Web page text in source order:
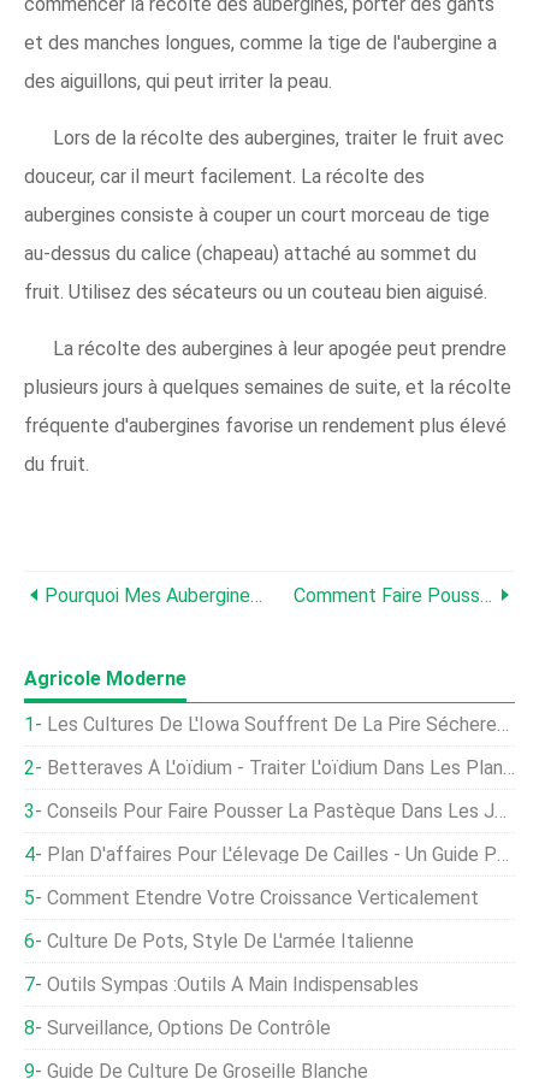
et des manches longues, comme la tige de l'aubergine a
des aiguillons, qui peut irriter la peau.
Lors de la récolte des aubergines, traiter le fruit avec
douceur, car il meurt facilement. La récolte des
aubergines consiste à couper un court morceau de tige
au-dessus du calice (chapeau) attaché au sommet du
fruit. Utilisez des sécateurs ou un couteau bien aiguisé.
La récolte des aubergines à leur apogée peut prendre
plusieurs jours à quelques semaines de suite, et la récolte
fréquente d'aubergines favorise un rendement plus élevé
du fruit.
Pourquoi Mes Aubergines Sont-Elles Grenues - Que Faire Pour Les Aubergines Grenues Comment Faire Pousser Des Aubergines En Conteneur
Agricole Moderne
Les Cultures De L'Iowa Souffrent De La Pire Sécheresse Depuis 2013
Betteraves À L'oïdium - Traiter L'oïdium Dans Les Plants De Betterave
Conseils Pour Faire Pousser La Pastèque Dans Les Jardins
Plan D'affaires Pour L'élevage De Cailles - Un Guide Pour Les Débutants
Comment Étendre Votre Croissance Verticalement
Culture De Pots, Style De L'armée Italienne
Outils Sympas :outils À Main Indispensables
Surveillance, Options De Contrôle
Guide De Culture De Groseille Blanche